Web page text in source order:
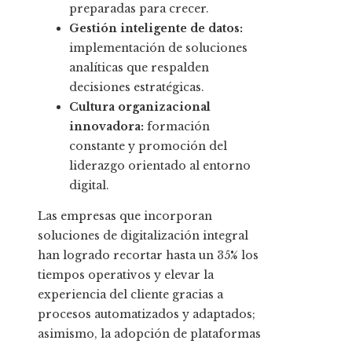
preparadas para crecer.
Gestión inteligente de datos:
implementación de soluciones
analíticas que respalden
decisiones estratégicas.
Cultura organizacional
innovadora: formación
constante y promoción del
liderazgo orientado al entorno
digital.
Las empresas que incorporan
soluciones de digitalización integral
han logrado recortar hasta un 35% los
tiempos operativos y elevar la
experiencia del cliente gracias a
procesos automatizados y adaptados;
asimismo, la adopción de plataformas